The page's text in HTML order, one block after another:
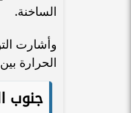
الساخنة.
وأشارت
الحرارة
جنوب